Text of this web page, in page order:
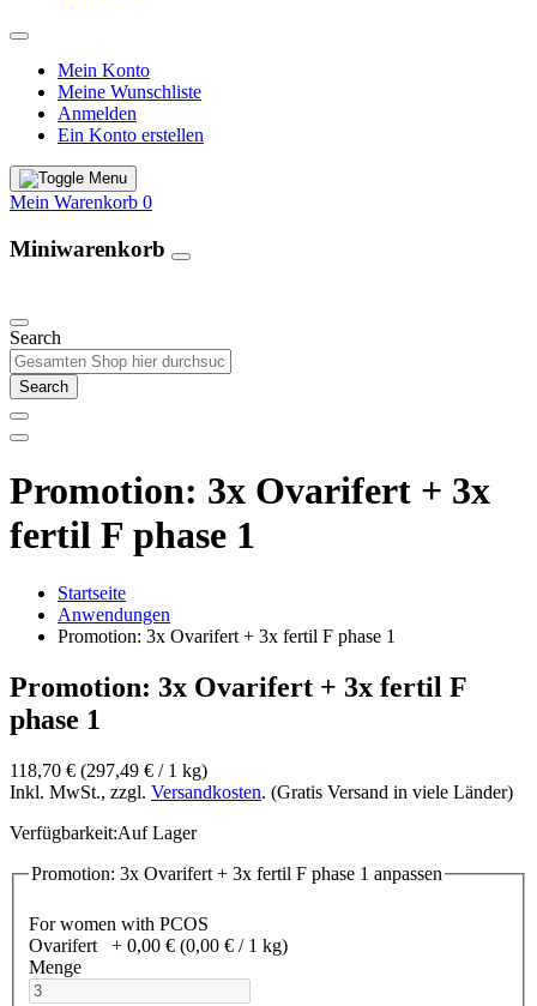
Mein Konto
Meine Wunschliste
Anmelden
Ein Konto erstellen
Mein Warenkorb 0
Miniwarenkorb
Search
Search
Promotion: 3x Ovarifert + 3x
fertil F phase 1
Startseite
Anwendungen
Promotion: 3x Ovarifert + 3x fertil F phase 1
Promotion: 3x Ovarifert + 3x fertil F
phase 1
118,70 € (297,49 €­ / 1 kg)
Inkl. MwSt., zzgl. Versandkosten. (Gratis Versand in viele Länder)
Verfügbarkeit:Auf Lager
Promotion: 3x Ovarifert + 3x fertil F phase 1 anpassen
For women with PCOS
Ovarifert
+ 0,00 € (0,00 €­ / 1 kg)
Menge